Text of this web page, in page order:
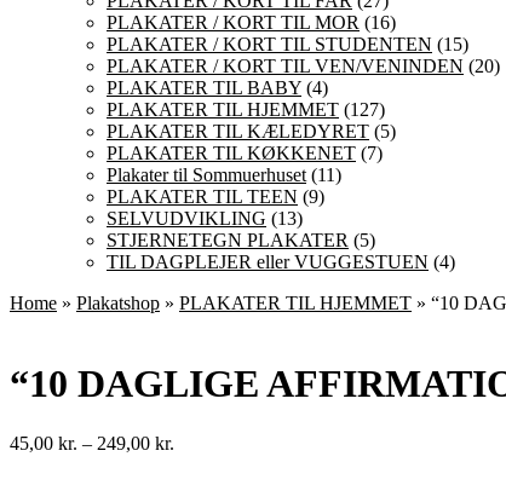
PLAKATER / KORT TIL MOR (16)
PLAKATER / KORT TIL STUDENTEN (15)
PLAKATER / KORT TIL VEN/VENINDEN (20)
PLAKATER TIL BABY (4)
PLAKATER TIL HJEMMET (127)
PLAKATER TIL KÆLEDYRET (5)
PLAKATER TIL KØKKENET (7)
Plakater til Sommuerhuset (11)
PLAKATER TIL TEEN (9)
SELVUDVIKLING (13)
STJERNETEGN PLAKATER (5)
TIL DAGPLEJER eller VUGGESTUEN (4)
Home » Plakatshop » PLAKATER TIL HJEMMET » “10
“10 DAGLIGE
45,00 kr. – 249,00 kr.